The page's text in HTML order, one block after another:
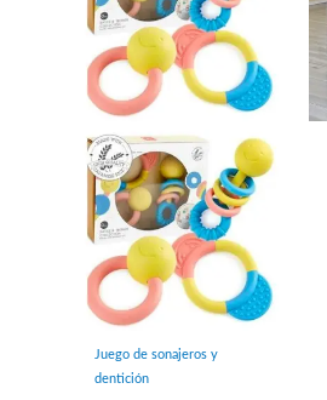
Juego de sonajeros y
dentición